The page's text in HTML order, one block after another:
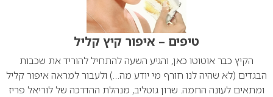
טיפים – איפור קיץ קליל
הקיץ כבר אוטוטו כאן, והגיע השעה להתחיל להוריד את שכבות
הבגדים (לא שהיה לנו חורף מי יודע מה…) ולעבור למראה איפור קליל
ומתאים לעונה החמה. שרון גוטליב, מנהלת ההדרכה של לוריאל פריז